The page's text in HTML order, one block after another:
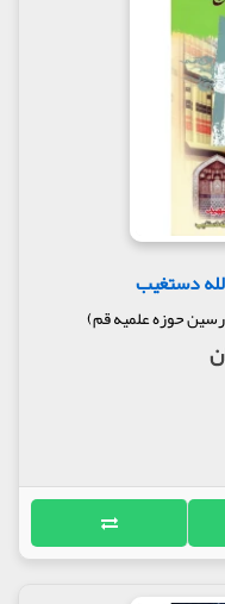
دستغیب
حوزه علمیه قم)